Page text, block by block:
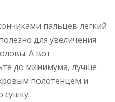
пальцев легкий
для увеличения
А вот
до минимума, лучше
полотенцем и
сушку.